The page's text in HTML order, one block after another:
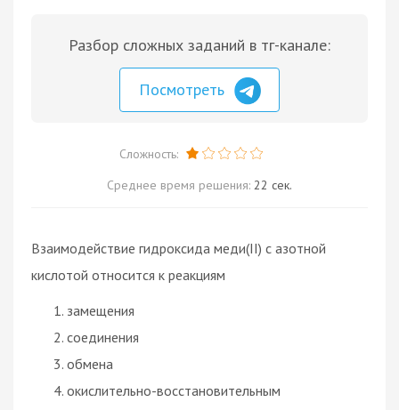
Разбор сложных заданий в тг-канале:
Посмотреть
Сложность:
Среднее время решения: 22 сек.
Взаимодействие гидроксида меди(II) с азотной
кислотой относится к реакциям
замещения
соединения
обмена
окислительно-восстановительным